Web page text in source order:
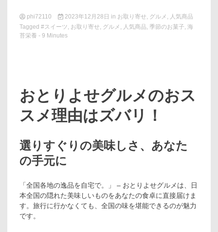
phi72110 2023年12月28日 in お取り寄せ, グルメ , 人気商品
Tagged #スイーツ, お取り寄せ, グルメ , 人気商品, 季節のお菓子, 海
苔栄養 - 9 Minutes
おとりよせグルメのおス
スメ理由はズバリ！
選りすぐりの美味しさ、あなた
の手元に
「全国各地の逸品を自宅で。」 – おとりよせグルメは、日
本全国の隠れた美味しいものをあなたの食卓に直接届けま
す。旅行に行かなくても、全国の味を堪能できるのが魅力
です。